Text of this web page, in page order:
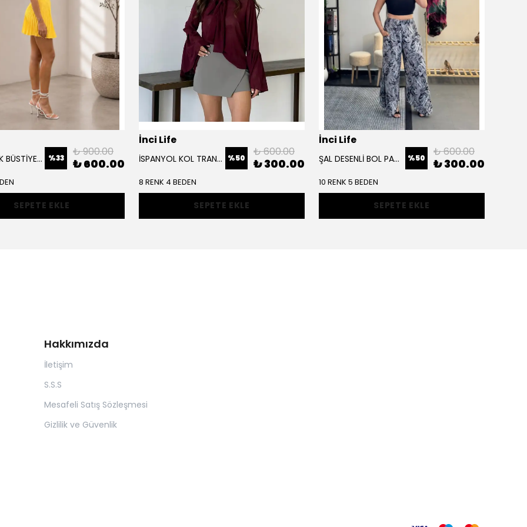
PLİSELİ ETEK BÜSTİYER TAKIM %33 ₺ 900.00
₺ 600.00
SEPETE EKLE
İnci Life
İSPANYOL KOL TRANSPRAN BLUZ %50 ₺ 600.00
₺ 300.00
8 RENK 4 BEDEN
SEPETE EKLE
İnci Life
ŞAL DESENLİ BOL PAÇA PANTOLON %50 ₺ 600.00
₺ 300.00
10 RENK 5 BEDEN
SEPETE EKLE
Hakkımızda
İletişim
S.S.S
Mesafeli Satış Sözleşmesi
Gizlilik ve Güvenlik